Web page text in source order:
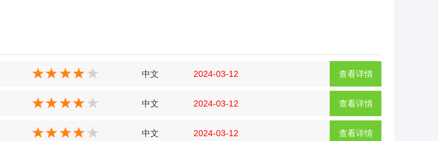
查看详情
中文 2024-03-12
查看详情
中文 2024-03-12
查看详情
中文 2024-03-12